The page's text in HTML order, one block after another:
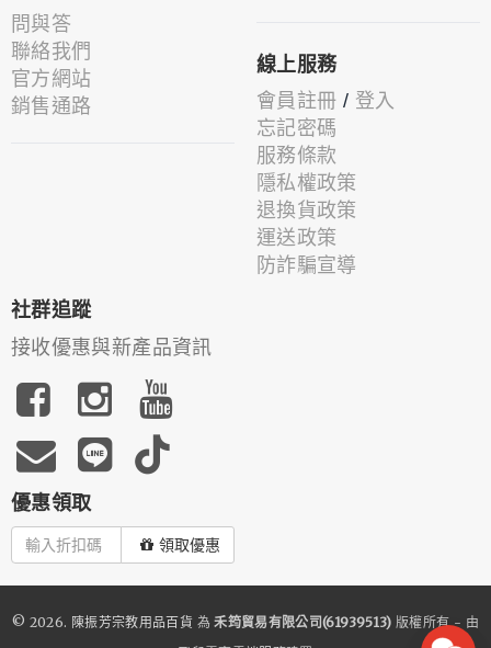
問與答
聯絡我們
官方網站
銷售通路
線上服務
會員註冊 / 登入
忘記密碼
服務條款
隱私權政策
退換貨政策
運送政策
防詐騙宣導
社群追蹤
接收優惠與新產品資訊
優惠領取
領取優惠
© 2026. 陳振芳宗教用品百貨 為禾筠貿易有限公司(61939513) 版權所有 - 由